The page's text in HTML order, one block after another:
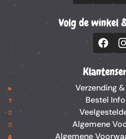
Volg de winkel
Verzending
Bestel
Algemene
Algemene